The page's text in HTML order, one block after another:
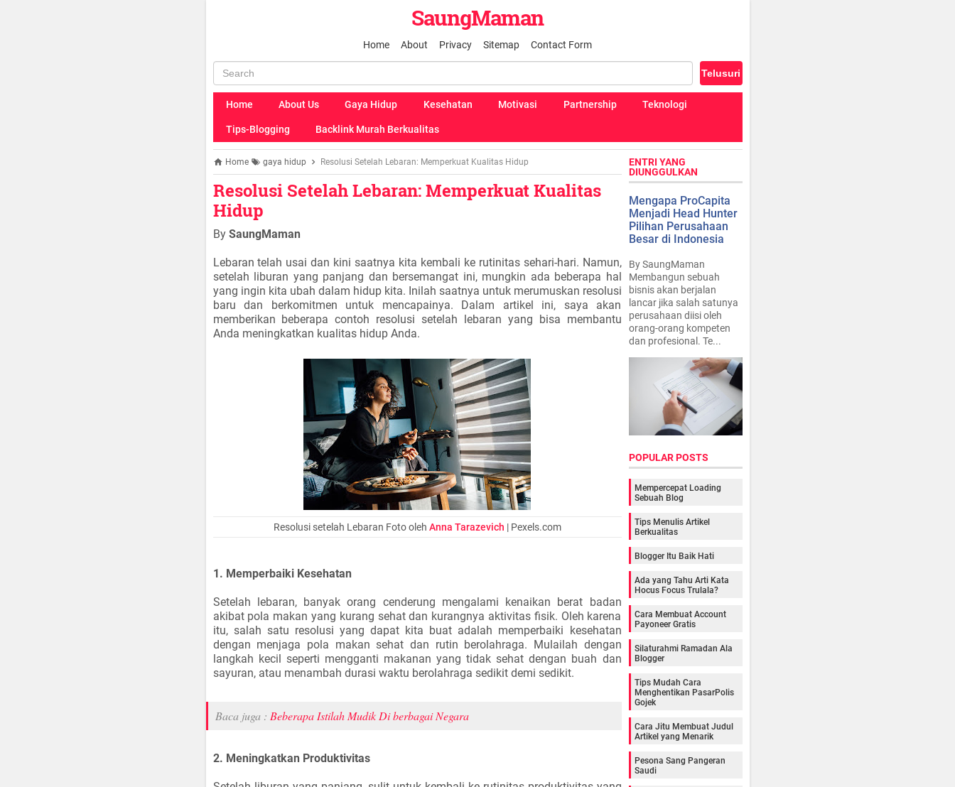
SaungMaman
Home About Privacy Sitemap Contact Form
Home About Us Gaya Hidup Kesehatan Motivasi Partnership Teknologi
Tips-Blogging Backlink Murah Berkualitas
Home gaya hidup Resolusi Setelah Lebaran: Memperkuat Kualitas Hidup
Resolusi Setelah Lebaran: Memperkuat Kualitas
Hidup
By SaungMaman
Lebaran telah usai dan kini saatnya kita kembali ke rutinitas sehari-hari. Namun,
setelah liburan yang panjang dan bersemangat ini, mungkin ada beberapa hal
yang ingin kita ubah dalam hidup kita. Inilah saatnya untuk merumuskan resolusi
baru dan berkomitmen untuk mencapainya. Dalam artikel ini, saya akan
memberikan beberapa contoh resolusi setelah lebaran yang bisa membantu
Anda meningkatkan kualitas hidup Anda.
Resolusi setelah Lebaran Foto oleh Anna Tarazevich | Pexels.com
1. Memperbaiki Kesehatan
Setelah lebaran, banyak orang cenderung mengalami kenaikan berat badan
akibat pola makan yang kurang sehat dan kurangnya aktivitas fisik. Oleh karena
itu, salah satu resolusi yang dapat kita buat adalah memperbaiki kesehatan
dengan menjaga pola makan sehat dan rutin berolahraga. Mulailah dengan
langkah kecil seperti mengganti makanan yang tidak sehat dengan buah dan
sayuran, atau menambah durasi waktu berolahraga sedikit demi sedikit.
Baca juga : Beberapa Istilah Mudik Di berbagai Negara
2. Meningkatkan Produktivitas
ENTRI YANG
DIUNGGULKAN
Mengapa ProCapita
Menjadi Head Hunter
Pilihan Perusahaan
Besar di Indonesia
By SaungMaman
Membangun sebuah
bisnis akan berjalan
lancar jika salah satunya
perusahaan diisi oleh
orang-orang kompeten
dan profesional. Te...
POPULAR POSTS
Mempercepat Loading
Sebuah Blog
Tips Menulis Artikel
Berkualitas
Blogger Itu Baik Hati
Ada yang Tahu Arti Kata
Hocus Focus Trulala?
Cara Membuat Account
Payoneer Gratis
Silaturahmi Ramadan Ala
Blogger
Tips Mudah Cara
Menghentikan PasarPolis
Gojek
Cara Jitu Membuat Judul
Artikel yang Menarik
Pesona Sang Pangeran
Saudi